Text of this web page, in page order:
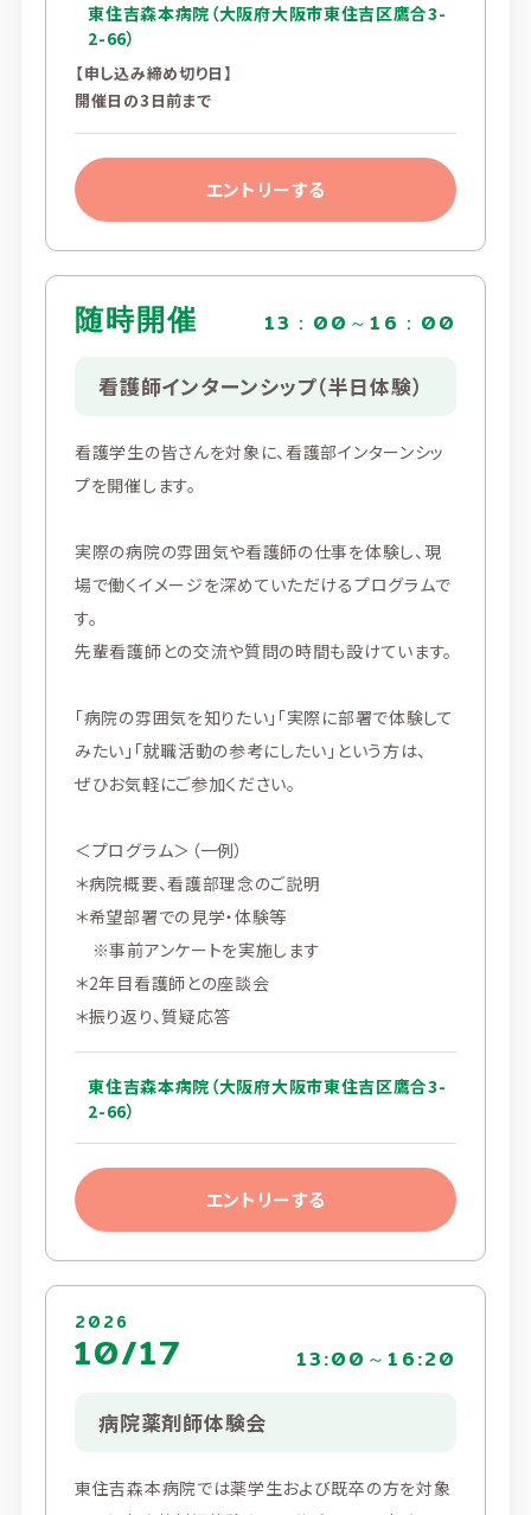
東住吉森本病院（大阪府大阪市東住吉区鷹合3-
2-66）
【申し込み締め切り日】
開催日の3日前まで
エントリーする
随時開催 13：00～16：00
看護師インターンシップ（半日体験）
看護学生の皆さんを対象に、看護部インターンシッ
プを開催します。
実際の病院の雰囲気や看護師の仕事を体験し、現
場で働くイメージを深めていただけるプログラムで
す。
先輩看護師との交流や質問の時間も設けています。
「病院の雰囲気を知りたい」「実際に部署で体験して
みたい」「就職活動の参考にしたい」という方は、
ぜひお気軽にご参加ください。
＜プログラム＞（一例）
＊病院概要、看護部理念のご説明
＊希望部署での見学・体験等
※事前アンケートを実施します
＊2年目看護師との座談会
＊振り返り、質疑応答
東住吉森本病院（大阪府大阪市東住吉区鷹合3-
2-66）
エントリーする
2026
10/17 13:00～16:20
病院薬剤師体験会
東住吉森本病院では薬学生および既卒の方を対象